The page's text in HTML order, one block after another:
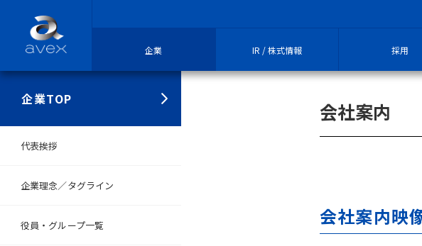
企業 IR / 株式情報 採用
企業TOP
代表挨拶
企業理念／タグライン
役員・グループ一覧
会社案内
会社案内映